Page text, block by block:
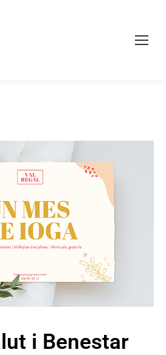
i Benestar